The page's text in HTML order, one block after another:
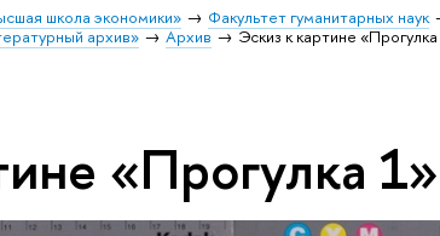
школа экономики» Факультет гуманитарных наук
архив» Архив Эскиз к картине
«Прогулка 1»